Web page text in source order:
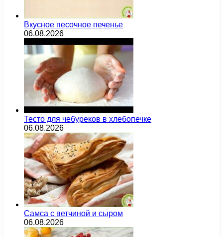
Вкусное песочное печенье
06.08.2026
Тесто для чебуреков в хлебопечке
06.08.2026
Самса с ветчиной и сыром
06.08.2026